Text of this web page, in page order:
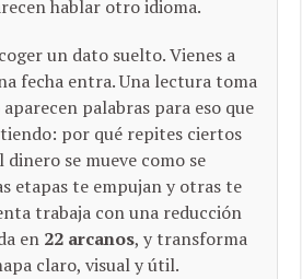
hablar otro idioma.
un dato suelto. Vienes a
fecha entra. Una lectura toma
palabras para eso que
por qué repites ciertos
se mueve como se
etapas te empujan y otras te
trabaja con una reducción
en 22 arcanos, y transforma
claro, visual y útil.